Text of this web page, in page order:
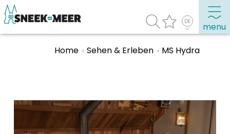
menu
Sneek besuchen
Highlights
Home Sehen & Erleben MS Hydra